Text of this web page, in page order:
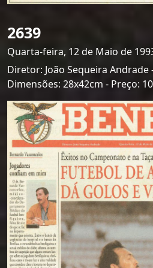
2639
Quarta-feira, 12 de Maio de
Diretor: João Sequeira Andrade
Dimensões: 28x42cm - Preço: